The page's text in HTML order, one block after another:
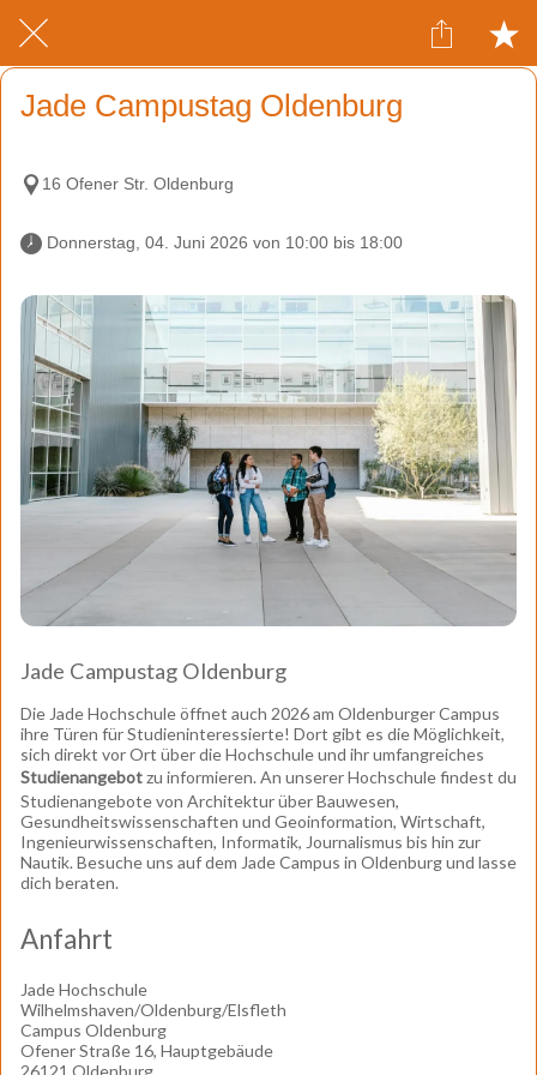
Jade Campustag Oldenburg
16 Ofener Str. Oldenburg
Donnerstag, 04. Juni 2026 von 10:00 bis 18:00
Jade Campustag Oldenburg
Die Jade Hochschule öffnet auch 2026 am Oldenburger Campus
ihre Türen für Studieninteressierte! Dort gibt es die Möglichkeit,
sich direkt vor Ort über die Hochschule und ihr umfangreiches
Studienangebotzu informieren. An unserer Hochschule findest du
Studienangebote von Architektur über Bauwesen,
Gesundheitswissenschaften und Geoinformation, Wirtschaft,
Ingenieurwissenschaften, Informatik, Journalismus bis hin zur
Nautik. Besuche uns auf dem Jade Campus in Oldenburg und lasse
dich beraten.
Anfahrt
Jade Hochschule
Wilhelmshaven/Oldenburg/Elsfleth
Campus Oldenburg
Ofener Straße 16, Hauptgebäude